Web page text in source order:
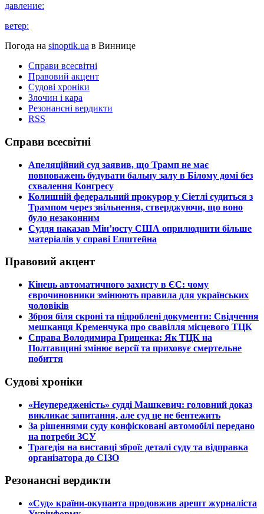
давление:
ветер:
Погода на sinoptik.ua в Виннице
Справи всесвітні
Правовий акцент
Судові хроніки
Злочин і кара
Резонансні вердикти
RSS
Справи всесвітні
​Апеляційний суд заявив, що Трамп не має
повноважень будувати бальну залу в Білому домі без
схвалення Конгресу
​Колишній федеральний прокурор у Сіетлі судиться з
Трампом через звільнення, стверджуючи, що воно
було незаконним
​Суддя наказав Мін’юсту США оприлюднити більше
матеріалів у справі Епштейна
Правовий акцент
​Кінець автоматичного захисту в ЄС: чому
єврочиновники змінюють правила для українських
чоловіків
​Зброя біля скроні та підроблені документи: Свідчення
мешканця Кременчука про свавілля місцевого ТЦК
​Справа Володимира Гриценка: Як ТЦК на
Полтавщині змінює версії та приховує смертельне
побиття
Судові хроніки
​«Неупередженість» судді Машкевич: головний доказ
викликає запитання, але суд це не бентежить
​За рішеннями суду конфісковані автомобілі передано
на потреби ЗСУ
​Трагедія на виставці зброї: деталі суду та відправка
організатора до СІЗО
Резонансні вердикти
​«Суд» країни-окупанта продовжив арешт журналіста